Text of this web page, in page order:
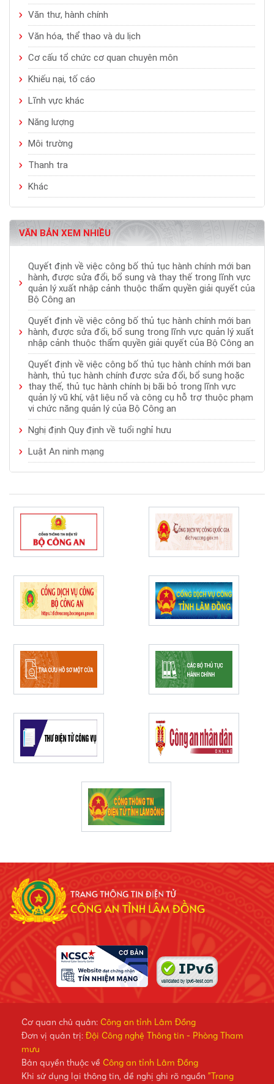
Văn thư, hành chính
Văn hóa, thể thao và du lịch
Cơ cấu tổ chức cơ quan chuyên môn
Khiếu nại, tố cáo
Lĩnh vực khác
Năng lượng
Môi trường
Thanh tra
Khác
VĂN BẢN XEM NHIỀU
Quyết định về việc công bố thủ tục hành chính mới ban
hành, được sửa đổi, bổ sung và thay thế trong lĩnh vực
quản lý xuất nhập cảnh thuộc thẩm quyền giải quyết của
Bộ Công an
Quyết định về việc công bố thủ tục hành chính mới ban
hành, được sửa đổi, bổ sung trong lĩnh vực quản lý xuất
nhập cảnh thuộc thẩm quyền giải quyết của Bộ Công an
Quyết định về việc công bố thủ tục hành chính mới ban
hành, thủ tục hành chính được sửa đổi, bổ sung hoặc
thay thế, thủ tục hành chính bị bãi bỏ trong lĩnh vực
quản lý vũ khí, vật liệu nổ và công cụ hỗ trợ thuộc phạm
vi chức năng quản lý của Bộ Công an
Nghị định Quy định về tuổi nghỉ hưu
Luật An ninh mạng
Cơ quan chủ quản: Công an tỉnh Lâm Đồng
Đơn vị quản trị: Đội Công nghệ Thông tin - Phòng Tham
mưu
Bản quyền thuộc về Công an tỉnh Lâm Đồng
Khi sử dụng lại thông tin, đề nghị ghi rõ nguồn "Trang